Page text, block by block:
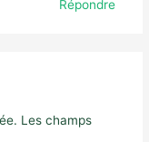
Répondre
Les champs